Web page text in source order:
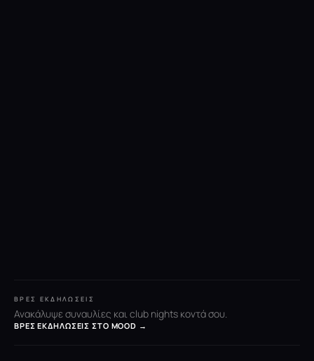
ΒΡΕΣ ΕΚΔΗΛΏΣΕΙΣ
Ανακάλυψε συναυλίες και club nights κοντά σου.
ΒΡΕΣ ΕΚΔΗΛΏΣΕΙΣ ΣΤΟ MOOD →